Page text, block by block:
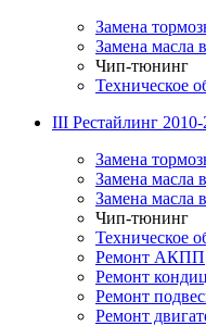
Замена
Замена масла
Чип-тюнинг
Техническое
III Рестайлинг 2010-
Замена
Замена масла
Замена масла
Чип-тюнинг
Техническое
Ремонт АКПП
Ремонт
Ремонт
Ремонт